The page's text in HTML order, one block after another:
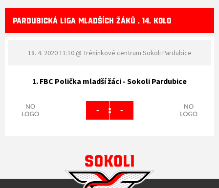
PARDUBICKÁ LIGA MLADŠÍCH ŽÁKŮ , 14. KOLO
18. 4. 2020 11:10@ Tréninkové centrum Sokoli Pardubice
1. FBC Polička mladší žáci - Sokoli Pardubice
- : -